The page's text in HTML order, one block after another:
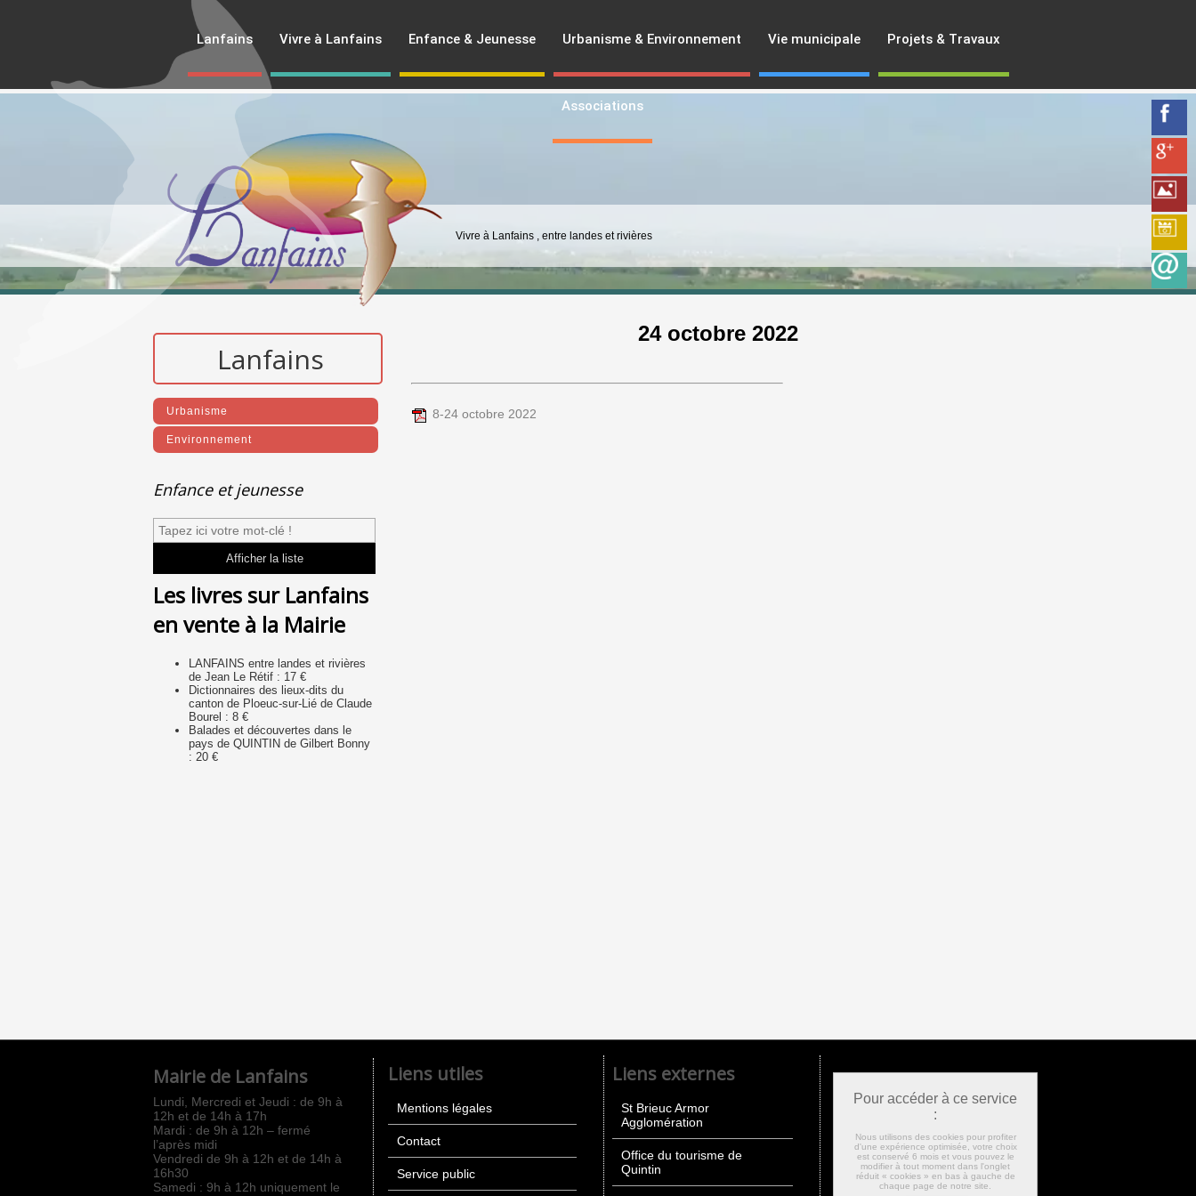
Vivre à Lanfains , entre landes et rivières
Lanfains Vivre à Lanfains Enfance & Jeunesse Urbanisme & Environnement Vie municipale Projets & Travaux
Associations
Lanfains
Urbanisme
Environnement
Enfance et jeunesse
Les livres sur Lanfains
en vente à la Mairie
LANFAINS entre landes et rivières
de Jean Le Rétif : 17 €
Dictionnaires des lieux-dits du
canton de Ploeuc-sur-Lié de Claude
Bourel : 8 €
Balades et découvertes dans le
pays de QUINTIN de Gilbert Bonny
: 20 €
24 octobre 2022
8-24 octobre 2022
Mairie de Lanfains
Lundi, Mercredi et Jeudi : de 9h à
12h et de 14h à 17h
Mardi : de 9h à 12h – fermé
l’après midi
Vendredi de 9h à 12h et de 14h à
16h30
Samedi : 9h à 12h uniquement le
Liens utiles
Mentions légales
Contact
Service public
Pour accéder à ce service
:
Nous utilisons des cookies pour profiter
d'une expérience optimisée, votre choix
est conservé 6 mois et vous pouvez le
modifier à tout moment dans l'onglet
réduit « cookies » en bas à gauche de
chaque page de notre site.
Liens externes
St Brieuc Armor
Agglomération
Office du tourisme de
Quintin